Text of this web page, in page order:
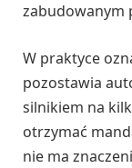
zabudowanym
W praktyce
pozostawia
silnikiem na
otrzymać
nie ma